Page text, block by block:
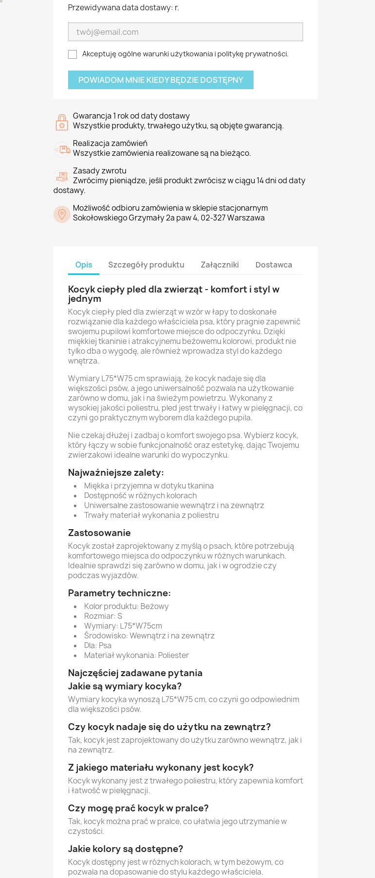
Przewidywana data dostawy: r.
Akceptuję ogólne warunki użytkowania i politykę prywatności.
POWIADOM MNIE KIEDY BĘDZIE DOSTĘPNY
Gwarancja 1 rok od daty dostawy
Wszystkie produkty, trwałego użytku, są objęte gwarancją.
Realizacja zamówień
Wszystkie zamówienia realizowane są na bieżąco.
Zasady zwrotu
Zwrócimy pieniądze, jeśli produkt zwrócisz w ciągu 14 dni od daty
dostawy.
Możliwość odbioru zamówienia w sklepie stacjonarnym
Sokołowskiego Grzymały 2a paw 4, 02-327 Warszawa
Opis Szczegóły produktu Załączniki Dostawca
Kocyk ciepły pled dla zwierząt - komfort i styl w
jednym
Kocyk ciepły pled dla zwierząt w wzór w łapy to doskonałe
rozwiązanie dla każdego właściciela psa, który pragnie zapewnić
swojemu pupilowi komfortowe miejsce do odpoczynku. Dzięki
miękkiej tkaninie i atrakcyjnemu beżowemu kolorowi, produkt nie
tylko dba o wygodę, ale również wprowadza styl do każdego
wnętrza.
Wymiary L75*W75 cm sprawiają, że kocyk nadaje się dla
większości psów, a jego uniwersalność pozwala na użytkowanie
zarówno w domu, jak i na świeżym powietrzu. Wykonany z
wysokiej jakości poliestru, pled jest trwały i łatwy w pielęgnacji, co
czyni go praktycznym wyborem dla każdego pupila.
Nie czekaj dłużej i zadbaj o komfort swojego psa. Wybierz kocyk,
który łączy w sobie funkcjonalność oraz estetykę, dając Twojemu
zwierzakowi idealne warunki do wypoczynku.
Najważniejsze zalety:
Miękka i przyjemna w dotyku tkanina
Dostępność w różnych kolorach
Uniwersalne zastosowanie wewnątrz i na zewnątrz
Trwały materiał wykonania z poliestru
Zastosowanie
Kocyk został zaprojektowany z myślą o psach, które potrzebują
komfortowego miejsca do odpoczynku w różnych warunkach.
Idealnie sprawdzi się zarówno w domu, jak i w ogrodzie czy
podczas wyjazdów.
Parametry techniczne:
Kolor produktu: Beżowy
Rozmiar: S
Wymiary: L75*W75cm
Środowisko: Wewnątrz i na zewnątrz
Dla: Psa
Materiał wykonania: Poliester
Najczęściej zadawane pytania
Jakie są wymiary kocyka?
Wymiary kocyka wynoszą L75*W75 cm, co czyni go odpowiednim
dla większości psów.
Czy kocyk nadaje się do użytku na zewnątrz?
Tak, kocyk jest zaprojektowany do użytku zarówno wewnątrz, jak i
na zewnątrz.
Z jakiego materiału wykonany jest kocyk?
Kocyk wykonany jest z trwałego poliestru, który zapewnia komfort
i łatwość w pielęgnacji.
Czy mogę prać kocyk w pralce?
Tak, kocyk można prać w pralce, co ułatwia jego utrzymanie w
czystości.
Jakie kolory są dostępne?
Kocyk dostępny jest w różnych kolorach, w tym beżowym, co
pozwala na dopasowanie do stylu każdego właściciela.